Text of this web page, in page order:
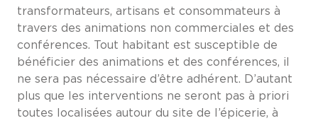
transformateurs, artisans et consommateurs à
travers des animations non commerciales et des
conférences. Tout habitant est susceptible de
bénéficier des animations et des conférences, il
ne sera pas nécessaire d’être adhérent. D’autant
plus que les interventions ne seront pas à priori
toutes localisées autour du site de l’épicerie, à